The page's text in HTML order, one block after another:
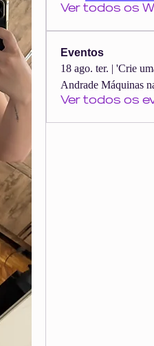
Ver todos os
Eventos
18 ago. ter. | 'Crie
Andrade Máquinas
Ver todos os